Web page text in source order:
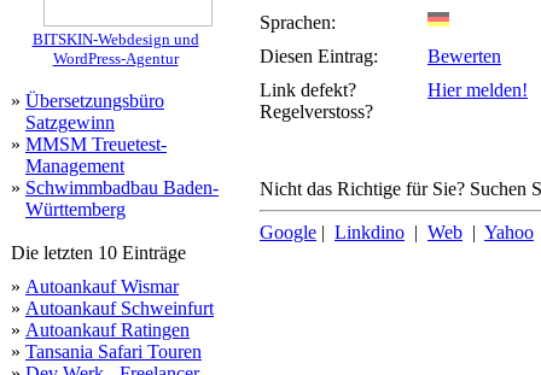
BITSKIN-Webdesign und
WordPress-Agentur
» Übersetzungsbüro
Satzgewinn
» MMSM Treuetest-
Management
» Schwimmbadbau Baden-
Württemberg
Die letzten 10 Einträge
» Autoankauf Wismar
» Autoankauf Schweinfurt
» Autoankauf Ratingen
» Tansania Safari Touren
Sprachen:
Diesen Eintrag:
Bewerten
Link defekt?
Regelverstoss?
Hier melden!
Nicht das Richtige für Sie? Suchen
Google | Linkdino | Web | Yahoo